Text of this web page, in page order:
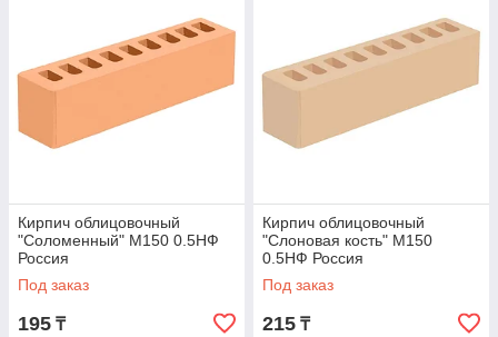
Кирпич облицовочный
"Соломенный" М150 0.5НФ
Россия
Под заказ
195 ₸
Кирпич облицовочный
"Слоновая кость" М150
0.5НФ Россия
Под заказ
215 ₸